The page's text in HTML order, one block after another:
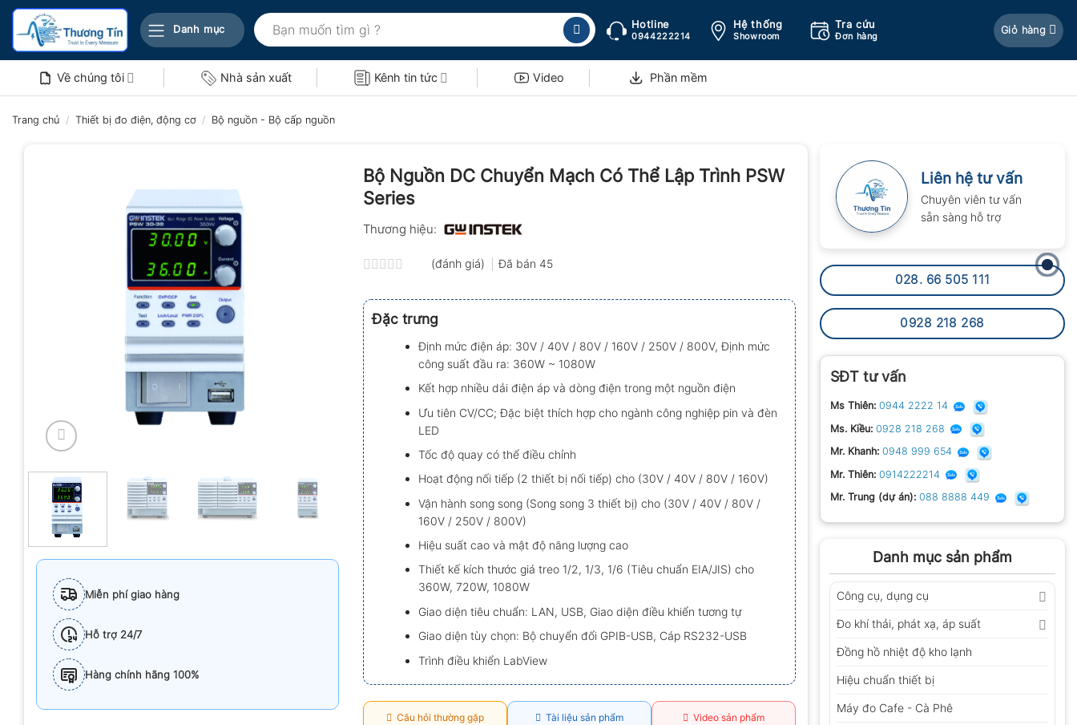
Bỏ
nội
Danh mục
Tìm
kiếm:
Hotline
0944222214
Hệ thống
Showroom
Tra cứu
Đơn hàng
Giỏ hàng
Về chúng tôi Nhà sản xuất Kênh tin tức Video Phần mềm
Trang chủ / Thiết bị đo điện, động cơ / Bộ nguồn - Bộ cấp nguồn
Liên hệ tư vấn
Chuyên viên tư vấn
sẵn sàng hỗ trợ
028. 66 505 111
0928 218 268
SĐT tư vấn
Ms Thiên: 0944 2222 14
Ms. Kiều: 0928 218 268
Mr. Khanh: 0948 999 654
Mr. Thiên: 0914222214
Mr. Trung (dự án): 088 8888 449
Danh mục sản phẩm
Công cụ, dụng cụ
Đo khí thải, phát xạ, áp suất
Đồng hồ nhiệt độ kho lạnh
Hiệu chuẩn thiết bị
Máy đo Cafe - Cà Phê
Miễn phí giao hàng
Hỗ trợ 24/7
Hàng chính hãng 100%
Bộ Nguồn DC Chuyển Mạch Có Thể Lập Trình PSW
Series
Thương hiệu:
xếp
hạng
0.0
5
sao
(đánh giá) Đã bán 45
Đặc trưng
Định mức điện áp: 30V / 40V / 80V / 160V / 250V / 800V, Định mức
công suất đầu ra: 360W ~ 1080W
Kết hợp nhiều dải điện áp và dòng điện trong một nguồn điện
Ưu tiên CV/CC; Đặc biệt thích hợp cho ngành công nghiệp pin và đèn
LED
Tốc độ quay có thể điều chỉnh
Hoạt động nối tiếp (2 thiết bị nối tiếp) cho (30V / 40V / 80V / 160V)
Vận hành song song (Song song 3 thiết bị) cho (30V / 40V / 80V /
160V / 250V / 800V)
Hiệu suất cao và mật độ năng lượng cao
Thiết kế kích thước giá treo 1/2, 1/3, 1/6 (Tiêu chuẩn EIA/JIS) cho
360W, 720W, 1080W
Giao diện tiêu chuẩn: LAN, USB, Giao diện điều khiển tương tự
Giao diện tùy chọn: Bộ chuyển đổi GPIB-USB, Cáp RS232-USB
Trình điều khiển LabView
Câu hỏi thường gặp Tài liệu sản phẩm Video sản phẩm